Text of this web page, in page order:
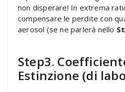
non disperare! In extrema
compensare le perdite con
aerosol (se ne parlerà nello
Step3.
Estinzione (di